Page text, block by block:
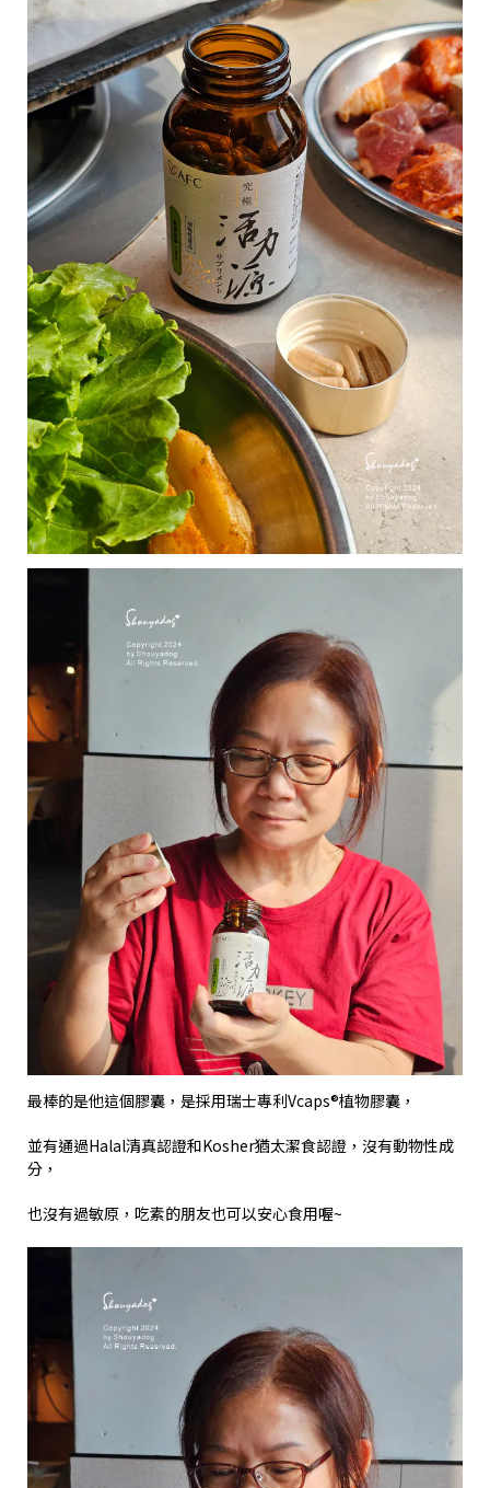
最棒的是他這個膠囊，是採用瑞士專利Vcaps®植物膠囊，
並有通過Halal清真認證和Kosher猶太潔食認證，沒有動物性成
分，
也沒有過敏原，吃素的朋友也可以安心食用喔~